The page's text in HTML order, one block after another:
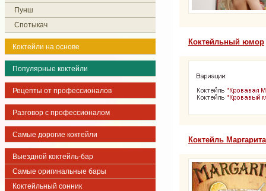
Пунш
Спотыкач
Коктейли на основе
Популярные коктейли
Рецепты от профессионалов
Разговор с профессионалом
Самые дорогие коктейли
Выездной коктейль-бар
Самые оригинальные бары
Коктейльный сонник
Коктейльный юмор
Коктейль Маргарита